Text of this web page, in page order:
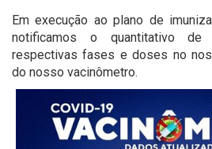
Em execução ao plano de
notificamos o quantitativo de
respectivas fases e doses no
do nosso vacinômetro.